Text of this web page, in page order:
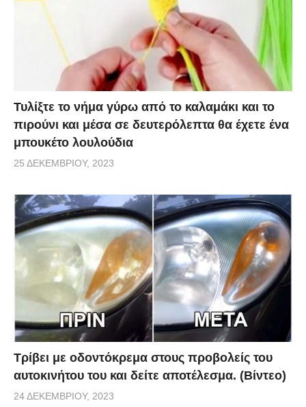
Τυλίξτε το νήμα γύρω από το καλαμάκι και το
πιρούνι και μέσα σε δευτερόλεπτα θα έχετε ένα
μπουκέτο λουλούδια
25 ΔΕΚΕΜΒΡΊΟΥ, 2023
Τρίβει με οδοντόκρεμα στους προβολείς του
αυτοκινήτου του και δείτε αποτέλεσμα. (Βίντεο)
24 ΔΕΚΕΜΒΡΊΟΥ, 2023